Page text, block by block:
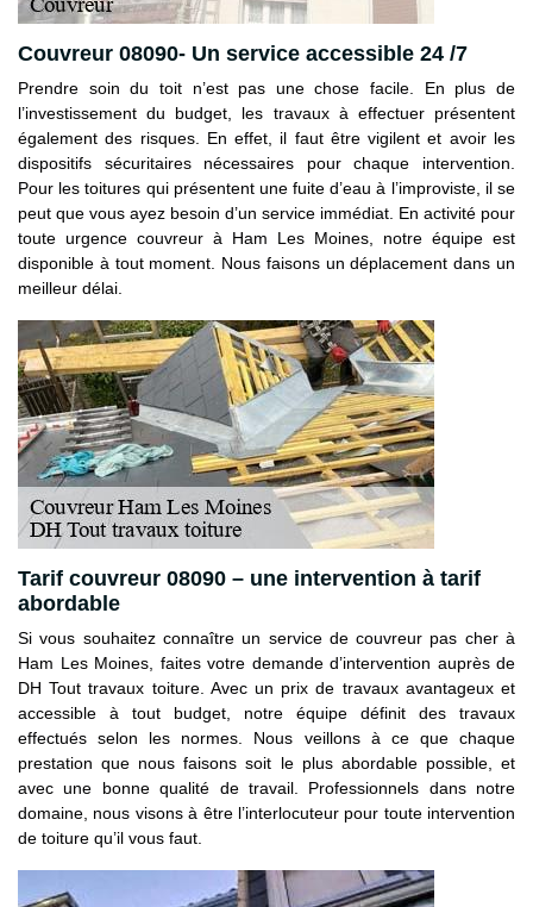
Couvreur 08090- Un service accessible 24 /7
Prendre soin du toit n’est pas une chose facile. En plus de
l’investissement du budget, les travaux à effectuer présentent
également des risques. En effet, il faut être vigilent et avoir les
dispositifs sécuritaires nécessaires pour chaque intervention.
Pour les toitures qui présentent une fuite d’eau à l’improviste, il se
peut que vous ayez besoin d’un service immédiat. En activité pour
toute urgence couvreur à Ham Les Moines, notre équipe est
disponible à tout moment. Nous faisons un déplacement dans un
meilleur délai.
Tarif couvreur 08090 – une intervention à tarif
abordable
Si vous souhaitez connaître un service de couvreur pas cher à
Ham Les Moines, faites votre demande d’intervention auprès de
DH Tout travaux toiture. Avec un prix de travaux avantageux et
accessible à tout budget, notre équipe définit des travaux
effectués selon les normes. Nous veillons à ce que chaque
prestation que nous faisons soit le plus abordable possible, et
avec une bonne qualité de travail. Professionnels dans notre
domaine, nous visons à être l’interlocuteur pour toute intervention
de toiture qu’il vous faut.